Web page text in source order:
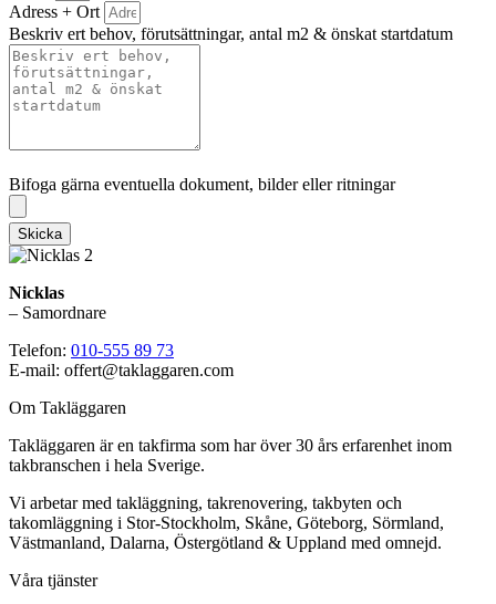
Adress + Ort
Beskriv ert behov, förutsättningar, antal m2 & önskat startdatum
Bifoga gärna eventuella dokument, bilder eller ritningar
Skicka
Nicklas
– Samordnare
Telefon: 010-555 89 73
E-mail: offert@taklaggaren.com
Om Takläggaren
Takläggaren är en takfirma som har över 30 års erfarenhet inom
takbranschen i hela Sverige.
Vi arbetar med takläggning, takrenovering, takbyten och
takomläggning i Stor-Stockholm, Skåne, Göteborg, Sörmland,
Västmanland, Dalarna, Östergötland & Uppland med omnejd.
Våra tjänster